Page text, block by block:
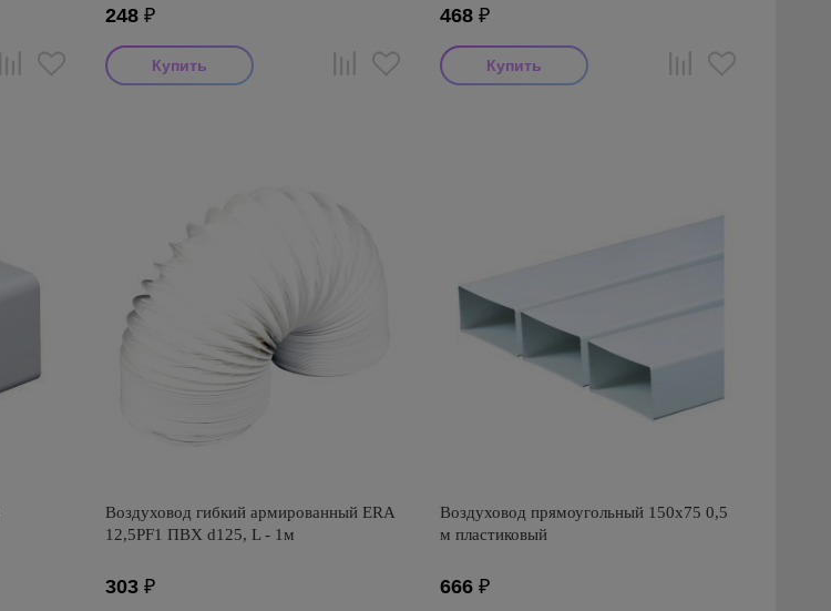
248₽ 468 ₽
Воздуховод гибкий армированный ERA
12,5PF1 ПВХ d125, L - 1м
303₽
Воздуховод прямоугольный 150х75 0,5
м пластиковый
666 ₽